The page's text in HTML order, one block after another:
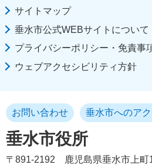
サイトマップ
垂水市公式WEBサイトについて
プライバシーポリシー・免責事
ウェブアクセシビリティ方針
垂水市役所
お問い合わせ 垂水市へのア
〒891-2192 鹿児島県垂水市上町